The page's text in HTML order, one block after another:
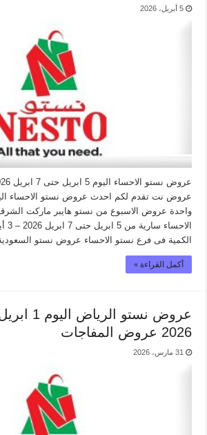
5 أبريل، 2026
عروض نت تقدم لكم احدث عروض نستو الاحساء
واحدة عروض الاسبوع من نستو هايبر ماركت
الكمية فى فرع نستو الاحساء عروض نستو
أكمل القراءة »
2026 عروض المفاجات
31 مارس، 2026